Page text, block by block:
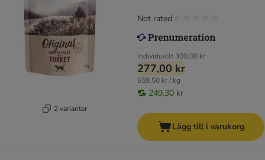
2 varianter
Individuellt 300,00 kr
277,00 kr
659,50 kr / kg
249,30 kr
Not rated
Lägg till i varukorg